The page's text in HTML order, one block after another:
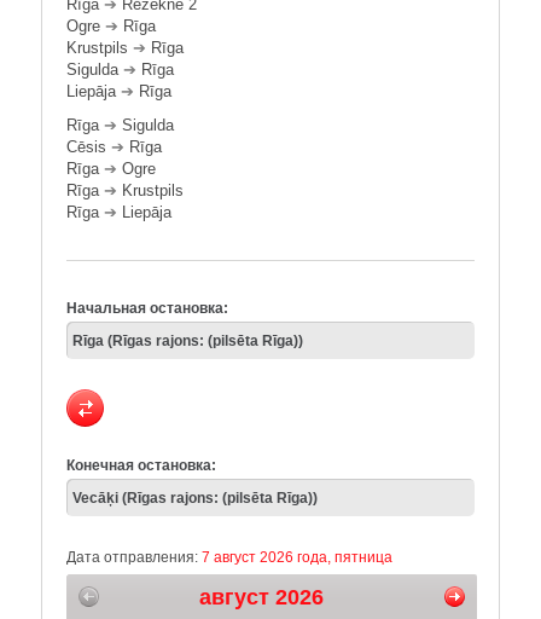
Rīga➔ Rēzekne 2
Ogre ➔ Rīga
Krustpils ➔ Rīga
Sigulda➔ Rīga
Liepāja➔ Rīga
Rīga➔ Sigulda
Cēsis ➔ Rīga
Rīga➔ Ogre
Rīga➔ Krustpils
Rīga➔ Liepāja
Начальная остановка:
Конечная остановка:
Дата отправления: 7 август 2026 года, пятница
август 2026